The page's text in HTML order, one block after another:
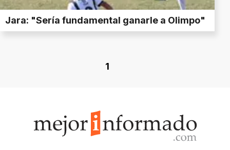
Jara: "Sería fundamental ganarle a Olimpo"
1